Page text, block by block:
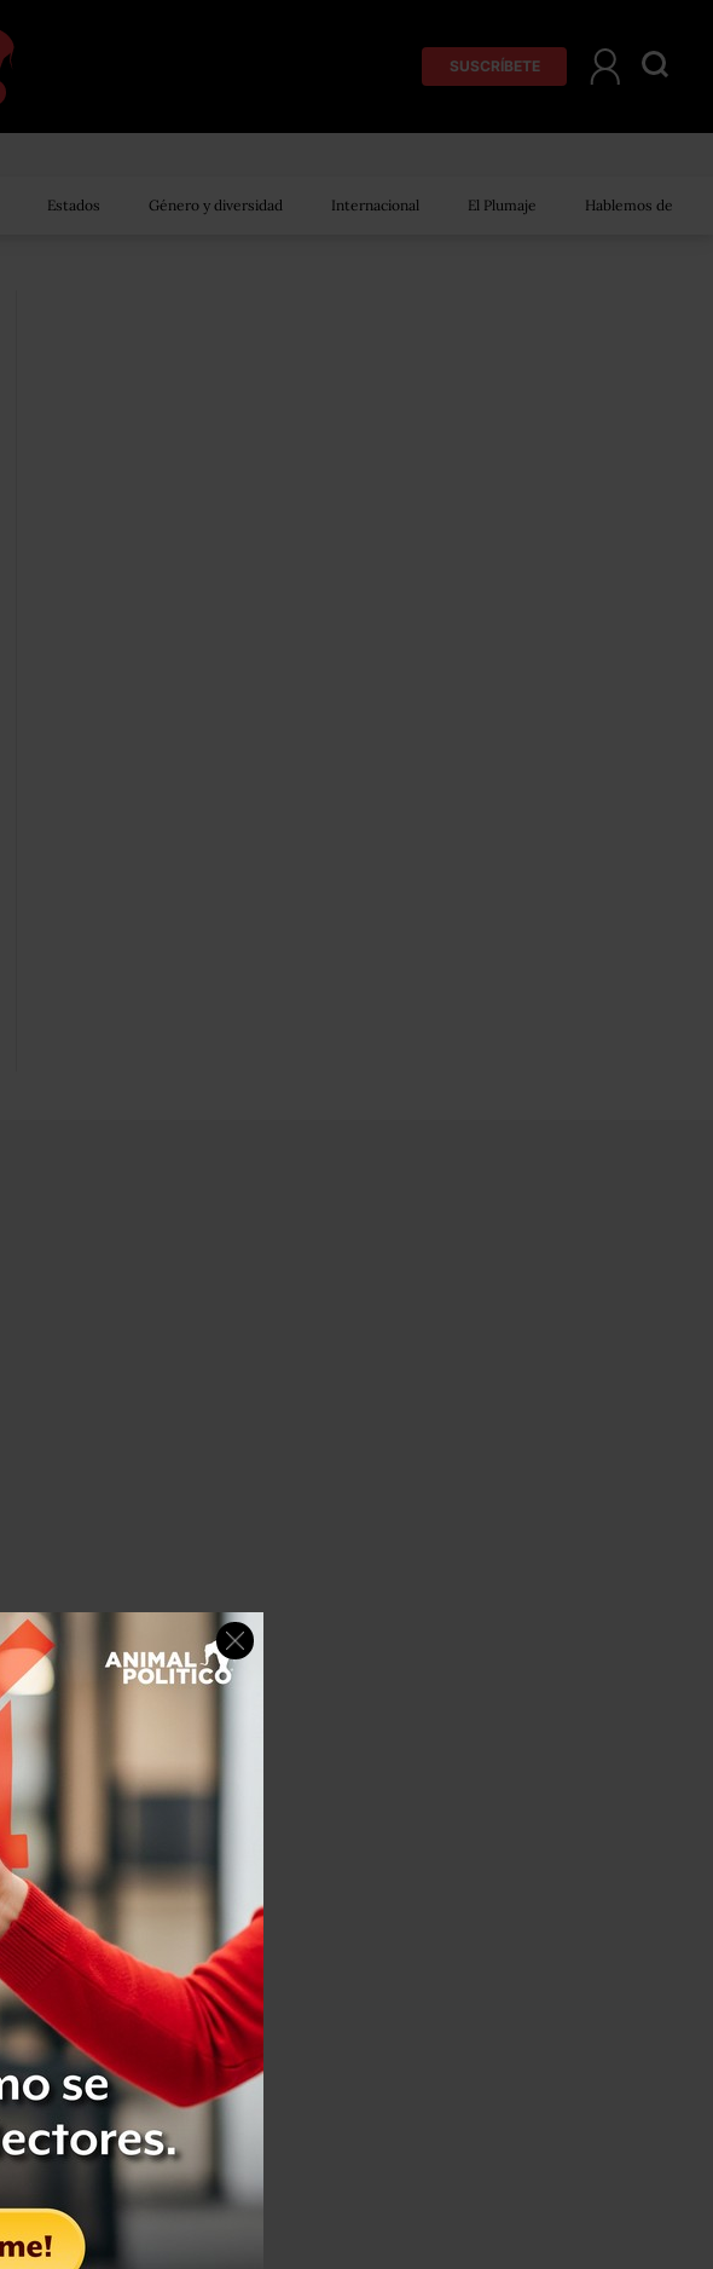
SUSCRÍBETE
Estados Género y diversidad Internacional El Plumaje Hablemos de